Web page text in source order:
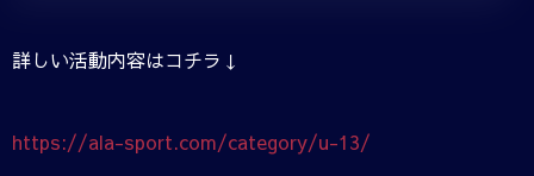
詳しい活動内容はコチラ↓
https://ala-sport.com/category/u-13/